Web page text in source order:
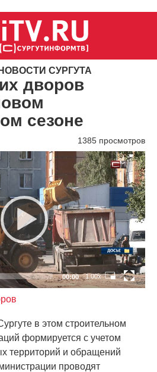
НОВОСТИ СУРГУТА
дворов
сезоне
1385 просмотров
00:00 1.00x
в этом строительном
формируется с учетом
территорий и обращений
проводят